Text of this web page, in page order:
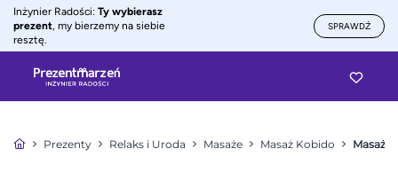
Inżynier Radości: Ty wybierasz
prezent, my bierzemy na siebie
resztę.
SPRAWDŹ
Prezenty Relaks i Uroda Masaże Masaż Kobido Masaż